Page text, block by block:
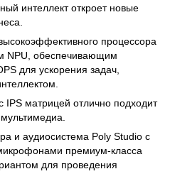
интеллект откроет новые
процессора
NPU, обеспечивающим
для ускорения задач,
матрицей отлично подходит
и аудиосистема Poly Studio с
премиум-класса
для проведения